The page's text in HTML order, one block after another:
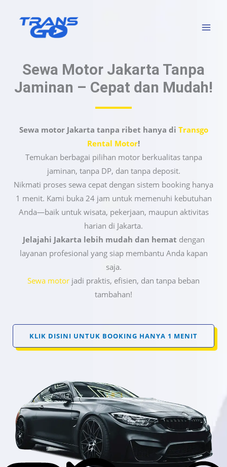
Sewa Motor Jakarta Tanpa
Jaminan – Cepat dan Mudah!
Sewa motor Jakarta tanpa ribet hanya di Transgo
Rental Motor!
Temukan berbagai pilihan motor berkualitas tanpa
jaminan, tanpa DP, dan tanpa deposit.
Nikmati proses sewa cepat dengan sistem booking hanya
1 menit. Kami buka 24 jam untuk memenuhi kebutuhan
Anda—baik untuk wisata, pekerjaan, maupun aktivitas
harian di Jakarta.
Jelajahi Jakarta lebih mudah dan hemat dengan
layanan profesional yang siap membantu Anda kapan
saja.
Sewa motor jadi praktis, efisien, dan tanpa beban
tambahan!
KLIK DISINI UNTUK BOOKING HANYA 1 MENIT